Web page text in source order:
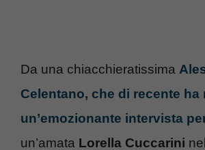
Da una chiacchieratissima
Celentano, che di recente ha
un’emozionante intervista
un’amata Lorella Cuccarini